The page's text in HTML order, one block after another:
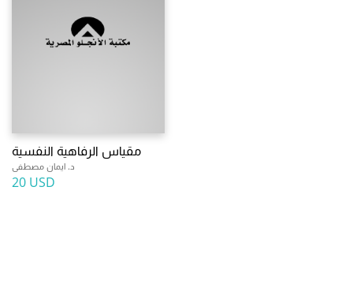
مقياس الرفاهية النفسية
د. ايمان مصطفى
20 USD